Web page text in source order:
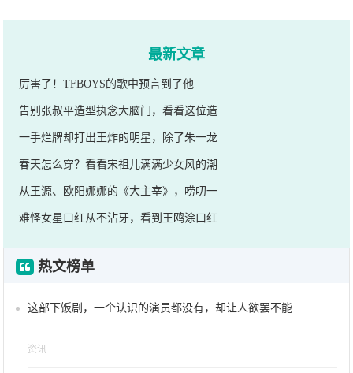
最新文章
厉害了！TFBOYS的歌中预言到了他
告别张叔平造型执念大脑门，看看这位造
一手烂牌却打出王炸的明星，除了朱一龙
春天怎么穿？看看宋祖儿满满少女风的潮
从王源、欧阳娜娜的《大主宰》，唠叨一
难怪女星口红从不沾牙，看到王鸥涂口红
热文榜单
这部下饭剧，一个认识的演员都没有，却让人欲罢不能
资讯